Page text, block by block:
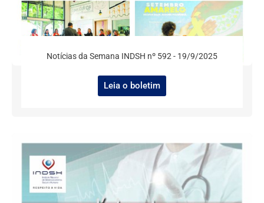
Notícias da Semana INDSH nº 592 - 19/9/2025
Leia o boletim